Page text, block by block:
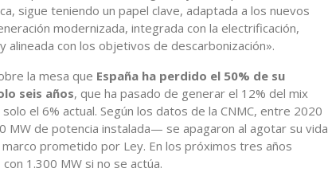
sigue teniendo un papel clave, adaptada a los nuevos
modernizada, integrada con la electrificación,
alineada con los objetivos de descarbonización».
la mesa que España ha perdido el 50% de su
seis años, que ha pasado de generar el 12% del mix
el 6% actual. Según los datos de la CNMC, entre 2020
de potencia instalada— se apagaron al agotar su vida
prometido por Ley. En los próximos tres años
1.300 MW si no se actúa.